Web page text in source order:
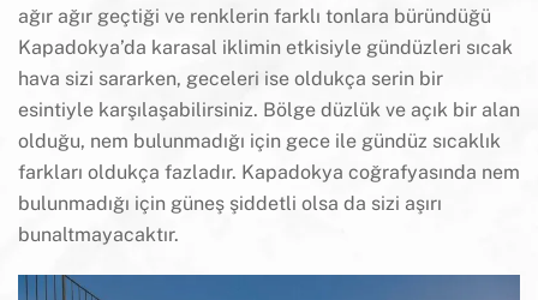
ağır ağır geçtiği ve renklerin farklı tonlara büründüğü
Kapadokya’da karasal iklimin etkisiyle gündüzleri sıcak
hava sizi sararken, geceleri ise oldukça serin bir
esintiyle karşılaşabilirsiniz. Bölge düzlük ve açık bir alan
olduğu, nem bulunmadığı için gece ile gündüz sıcaklık
farkları oldukça fazladır. Kapadokya coğrafyasında nem
bulunmadığı için güneş şiddetli olsa da sizi aşırı
bunaltmayacaktır.